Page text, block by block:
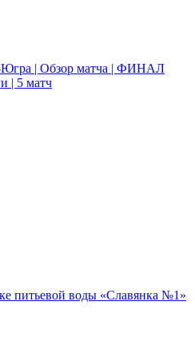
Югра | Обзор матча | ФИНАЛ
| 5 матч